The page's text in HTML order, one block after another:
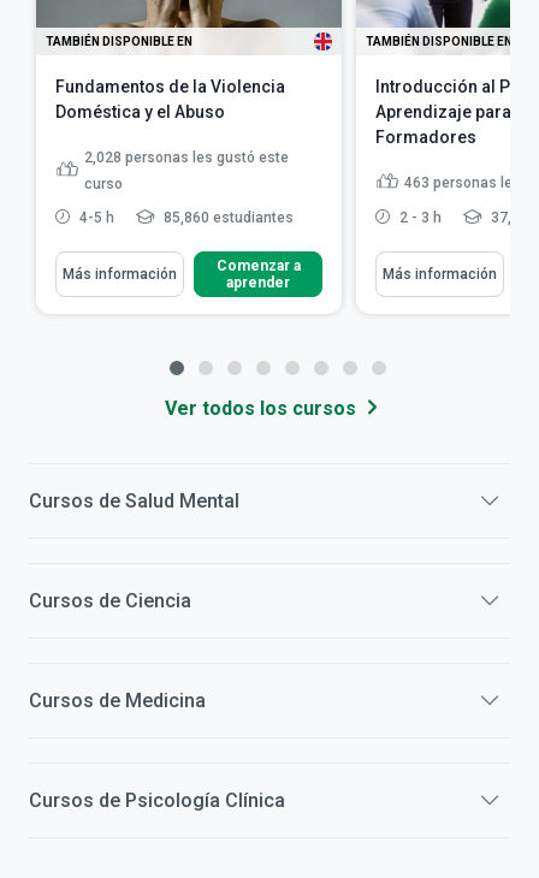
TAMBIÉN DISPONIBLE EN
Fundamentos de la Violencia
Doméstica y el Abuso
2,028 personas les gustó este
curso
4-5 h
85,860 estudiantes
Más información
Comenzar a
aprender
TAMBIÉN DISPONIBLE EN
Introducción al
Aprendizaje para
Formadores
463 personas les
2 - 3 h
Más información
Ver todos los cursos
Cursos de Salud Mental
Cursos de Ciencia
Cursos de Medicina
Cursos de Psicología Clínica